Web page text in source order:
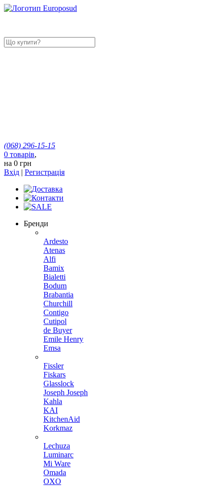
(068) 296-15-15
0 товарів,
на 0 грн
Вхід | Регистрація
Бренди
Ardesto
Atenas
Alfi
Bamix
Bialetti
Bodum
Brabantia
Churchill
Contigo
Cutipol
de Buyer
Emile Henry
Emsa
Fissler
Fiskars
Glasslock
Joseph Joseph
Kahla
KAI
KitchenAid
Korkmaz
Lechuza
Luminarc
Mi Ware
Omada
OXO